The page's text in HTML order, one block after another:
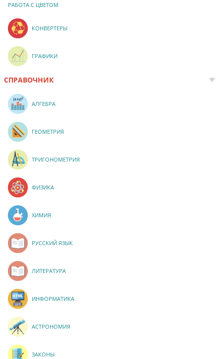
РАБОТА С ЦВЕТОМ
КОНВЕРТЕРЫ
ГРАФИКИ
СПРАВОЧНИК
АЛГЕБРА
ГЕОМЕТРИЯ
ТРИГОНОМЕТРИЯ
ФИЗИКА
ХИМИЯ
РУССКИЙ ЯЗЫК
ЛИТЕРАТУРА
ИНФОРМАТИКА
АСТРОНОМИЯ
ЗАКОНЫ